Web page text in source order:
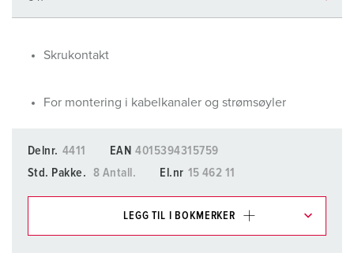
Skrukontakt
For montering i kabelkanaler og strømsøyler
Delnr. 4411 EAN 4015394315759
Std. Pakke.
8 Antall. El.nr 15 462 11
LEGG TIL I BOKMERKER